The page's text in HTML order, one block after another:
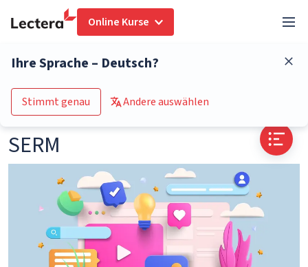
Online Kurse
Ihre Sprache – Deutsch?
Stimmt genau Andere auswählen
Zum Kurs-Katalog
SERM